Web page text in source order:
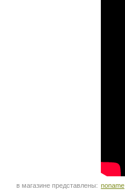
в магазине представлены: noname